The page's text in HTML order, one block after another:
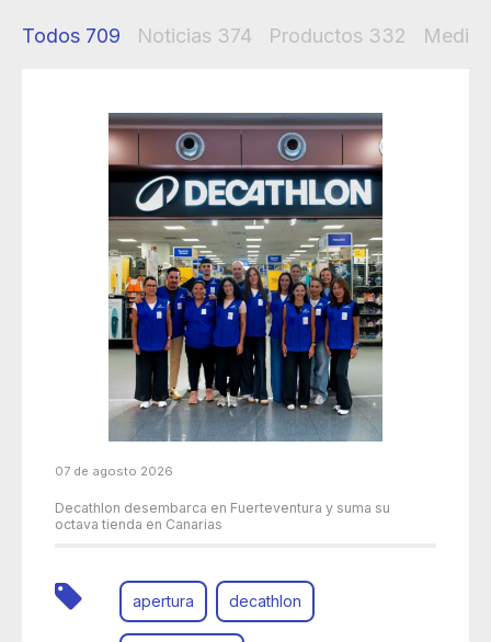
Todos 709 Noticias 374 Productos 332
07 de agosto 2026
Decathlon desembarca en Fuerteventura y suma su
octava tienda en Canarias
apertura decathlon